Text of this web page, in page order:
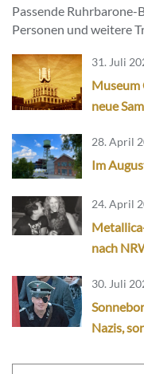
Passende Ruhrbarone-
Personen und weitere
31. Juli
neue
28. April
Im
24. April
nach
30. Juli
Nazis,